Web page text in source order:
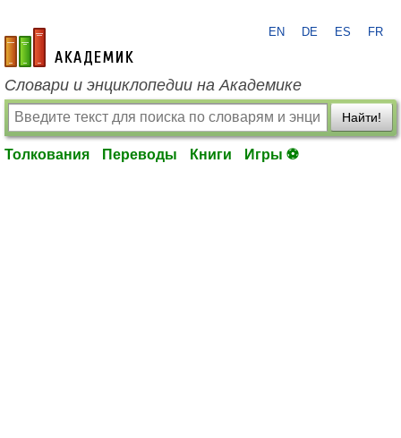
academic.ru
EN DE ES FR
Словари и энциклопедии на Академике
Найти!
Толкования Переводы Книги Игры ⚽